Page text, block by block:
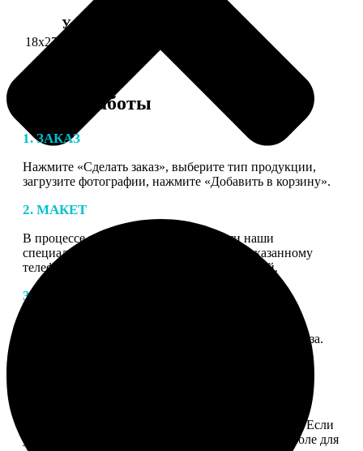
Услуга
18х27 см 126 частей
Этапы работы
1. ЗАКАЗ
Нажмите «Сделать заказ», выберите тип продукции,
загрузите фотографии, нажмите «Добавить в корзину».
2. МАКЕТ
В процессе подготовки заказа к печати наши
специалисты могут связаться с Вами по указанному
телефону или email для согласования деталей.
3. ИЗГОТОВЛЕНИЕ
получите подтверждение на email с описанием заказа.
Введите адрес и выберите способ доставки заказа. Если
у вас есть промокод, введите его в специальное поле для